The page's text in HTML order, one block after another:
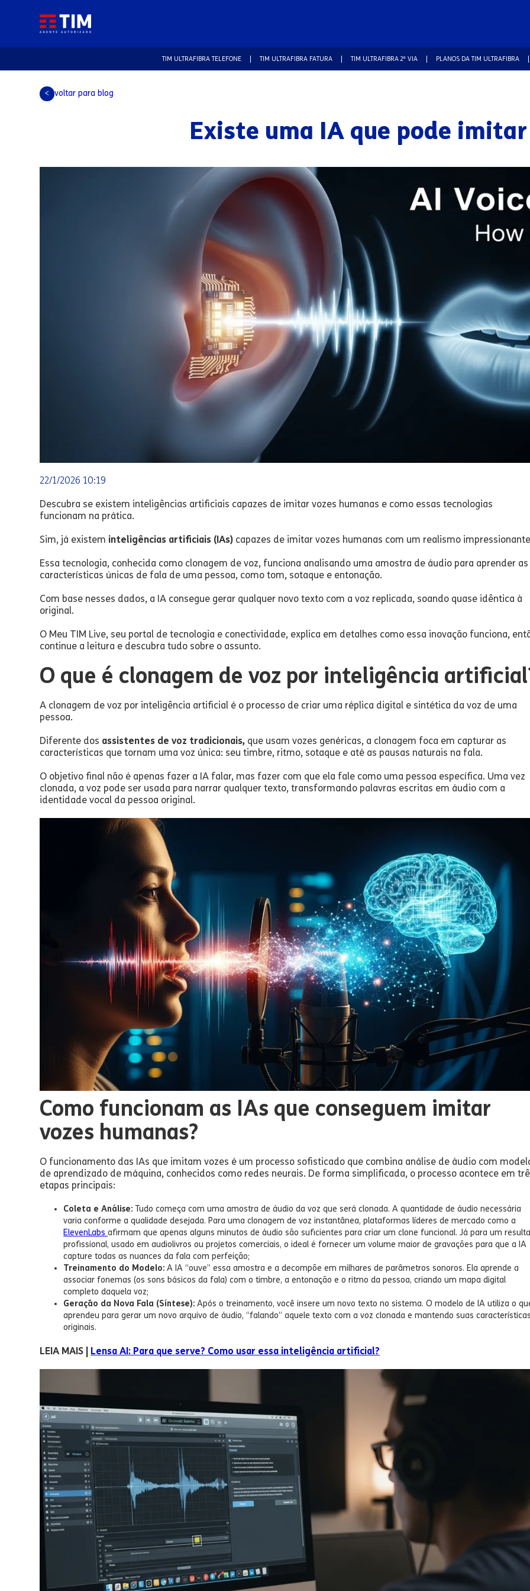
TIM ULTRAFIBRA TELEFONE TIM ULTRAFIBRA FATURA TIM ULTRAFIBRA 2ª VIA PLANOS DA TIM ULTRAFIBRA
< voltar para blog
Existe uma IA que pode imitar
22/1/2026 10:19
Descubra se existem inteligências artificiais capazes de imitar vozes humanas e como essas tecnologias
funcionam na prática.
Sim, já existem inteligências artificiais (IAs) capazes de imitar vozes humanas com um realismo
Essa tecnologia, conhecida como clonagem de voz, funciona analisando uma amostra de áudio para aprender as
características únicas de fala de uma pessoa, como tom, sotaque e entonação.
Com base nesses dados, a IA consegue gerar qualquer novo texto com a voz replicada, soando quase idêntica à
original.
O Meu TIM Live, seu portal de tecnologia e conectividade, explica em detalhes como essa inovação funciona,
continue a leitura e descubra tudo sobre o assunto.
O que é clonagem de voz por inteligência
A clonagem de voz por inteligência artificial é o processo de criar uma réplica digital e sintética da voz de uma
pessoa.
Diferente dos assistentes de voz tradicionais, que usam vozes genéricas, a clonagem foca em capturar as
características que tornam uma voz única: seu timbre, ritmo, sotaque e até as pausas naturais na fala.
O objetivo final não é apenas fazer a IA falar, mas fazer com que ela fale como uma pessoa específica. Uma vez
clonada, a voz pode ser usada para narrar qualquer texto, transformando palavras escritas em áudio com a
identidade vocal da pessoa original.
Como funcionam as IAs que conseguem imitar
vozes humanas?
O funcionamento das IAs que imitam vozes é um processo sofisticado que combina análise de áudio com
de aprendizado de máquina, conhecidos como redes neurais. De forma simplificada, o processo acontece em
etapas principais:
Coleta e Análise:Tudo começa com uma amostra de áudio da voz que será clonada. A quantidade de áudio necessária
varia conforme a qualidade desejada. Para uma clonagem de voz instantânea, plataformas líderes de mercado como a
ElevenLabsafirmam que apenas alguns minutos de áudio são suficientes para criar um clone funcional. Já para um
profissional, usado em audiolivros ou projetos comerciais, o ideal é fornecer um volume maior de gravações para que a IA
capture todas as nuances da fala com perfeição;
Treinamento do Modelo: A IA “ouve” essa amostra e a decompõe em milhares de parâmetros sonoros. Ela aprende a
associar fonemas (os sons básicos da fala) com o timbre, a entonação e o ritmo da pessoa, criando um mapa digital
completo daquela voz;
Geração da Nova Fala (Síntese): Após o treinamento, você insere um novo texto no sistema. O modelo de IA utiliza o
aprendeu para gerar um novo arquivo de áudio, “falando” aquele texto com a voz clonada e mantendo suas características
originais.
LEIA MAIS | Lensa AI: Para que serve? Como usar essa inteligência artificial?